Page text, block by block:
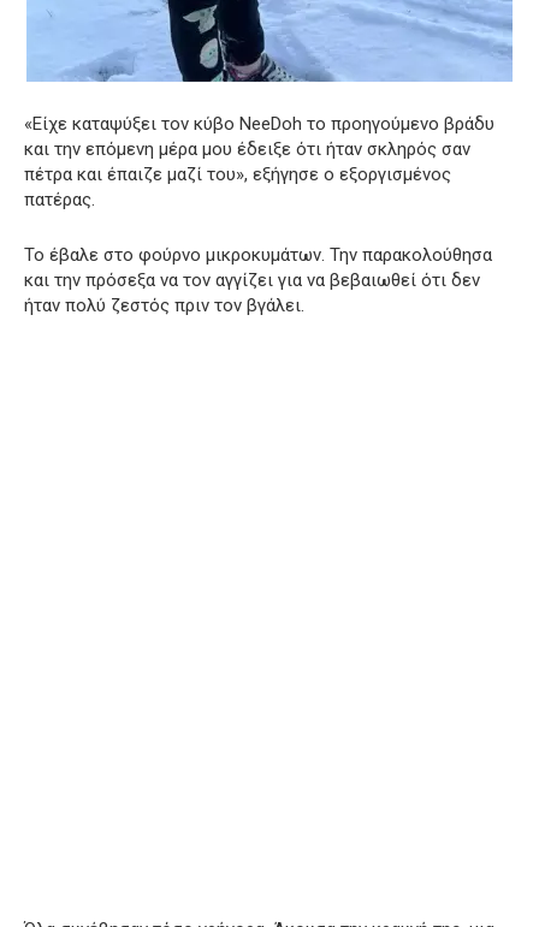
«Είχε καταψύξει τον κύβο NeeDoh το προηγούμενο βράδυ
και την επόμενη μέρα μου έδειξε ότι ήταν σκληρός σαν
πέτρα και έπαιζε μαζί του», εξήγησε ο εξοργισμένος
πατέρας.
Το έβαλε στο φούρνο μικροκυμάτων. Την παρακολούθησα
και την πρόσεξα να τον αγγίζει για να βεβαιωθεί ότι δεν
ήταν πολύ ζεστός πριν τον βγάλει.